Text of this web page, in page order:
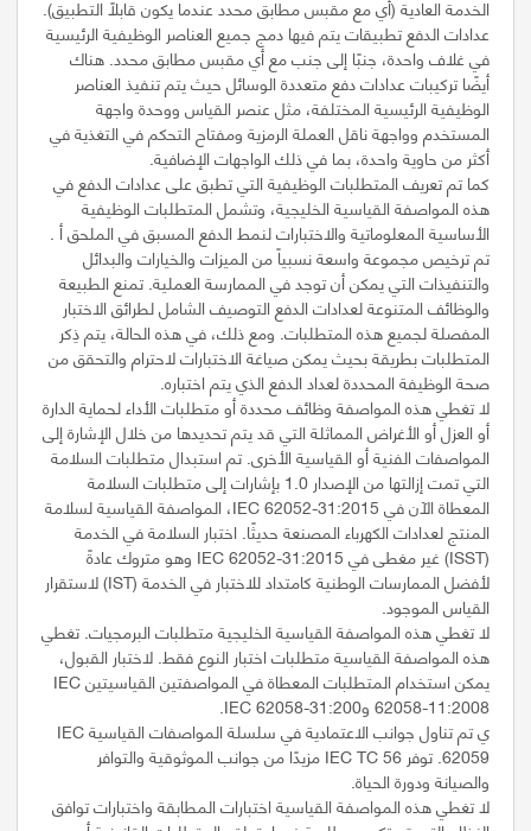
عدادات الدفع تطبيقات يتم فيها دمج جميع العناصر الوظيفية الرئيسية
في غلاف واحدة، جنبًا إلى جنب مع أي مقبس مطابق محدد. هناك
أيضًا تركيبات عدادات دفع متعددة الوسائل حيث يتم تنفيذ العناصر
الوظيفية الرئيسية المختلفة، مثل عنصر القياس ووحدة واجهة
المستخدم وواجهة ناقل العملة الرمزية ومفتاح التحكم في التغذية في
كما تم تعريف المتطلبات الوظيفية التي تطبق على عدادات الدفع في
هذه المواصفة القياسية الخليجية، وتشمل المتطلبات الوظيفية
الأساسية المعلوماتية والاختبارات لنمط الدفع المسبق في الملحق أ .
تم ترخيص مجموعة واسعة نسبياً من الميزات والخيارات والبدائل
والتنفيذات التي يمكن أن توجد في الممارسة العملية. تمنع الطبيعة
والوظائف المتنوعة لعدادات الدفع التوصيف الشامل لطرائق الاختبار
المفصلة لجميع هذه المتطلبات. ومع ذلك، في هذه الحالة، يتم ذِكر
المتطلبات بطريقة بحيث يمكن صياغة الاختبارات لاحترام والتحقق من
لا تغطي هذه المواصفة وظائف محددة أو متطلبات الأداء لحماية الدارة
أو العزل أو الأغراض المماثلة التي قد يتم تحديدها من خلال الإشارة إلى
المواصفات الفنية أو القياسية الأخرى. تم استبدال متطلبات السلامة
التي تمت إزالتها من الإصدار 1.0 بإشارات إلى متطلبات السلامة
المعطاة الآن في IEC 62052-31:2015، المواصفة القياسية لسلامة
المنتج لعدادات الكهرباء المصنعة حديثًا. اختبار السلامة في الخدمة
(ISST) غير مغطى في IEC 62052-31:2015 وهو متروك عادةً
لأفضل الممارسات الوطنية كامتداد للاختبار في الخدمة (IST) لاستقرار
لا تغطي هذه المواصفة القياسية الخليجية متطلبات البرمجيات. تغطي
هذه المواصفة القياسية متطلبات اختبار النوع فقط. لاختبار القبول،
يمكن استخدام المتطلبات المعطاة في المواصفتين القياسيتين IEC
ي تم تناول جوانب الاعتمادية في سلسلة المواصفات القياسية IEC
62059. توفر IEC TC 56 مزيدًا من جوانب الموثوقية والتوافر
لا تغطي هذه المواصفة القياسية اختبارات المطابقة واختبارات توافق